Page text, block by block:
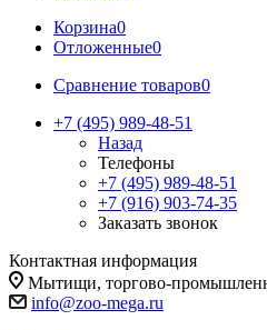
Корзина0
Отложенные0
Сравнение товаров0
+7 (495) 989-48-51
Назад
Телефоны
+7 (495) 989-48-51
+7 (916) 903-74-35
Заказать звонок
Контактная информация
Мытищи, торгово-
info@zoo-mega.ru